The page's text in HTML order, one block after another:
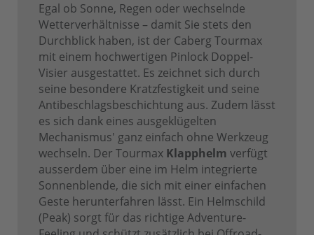
Egal ob Sonne, Regen oder wechselnde
Wetterverhältnisse – damit Sie stets den
Durchblick haben, ist der Caberg Tourmax
mit einem hochwertigen Pinlock Doppel-
Visier ausgestattet. Es zeichnet sich durch
seine besondere Kratzfestigkeit und seine
Antibeschlagsbeschichtung aus. Zudem lässt
es sich dank eines ausgeklügelten
Mechanismus' ganz einfach ohne Werkzeug
wechseln. Der Tourmax Klapphelm verfügt
ausserdem über eine im Helm integrierte
Sonnenblende, die sich mit einer einfachen
Geste herunterfahren lässt. Ein Helmschild
(Peak) sorgt für das richtige Adventure-